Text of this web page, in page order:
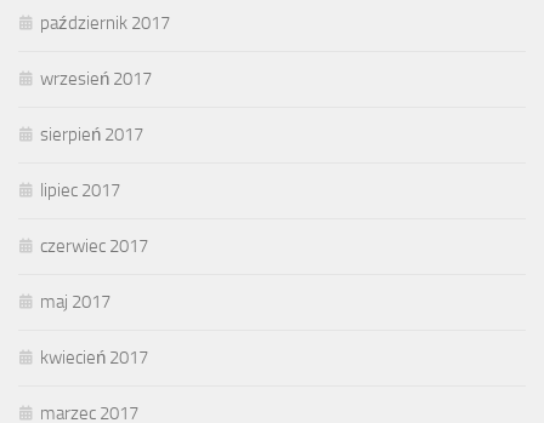
październik 2017
wrzesień 2017
sierpień 2017
lipiec 2017
czerwiec 2017
maj 2017
kwiecień 2017
marzec 2017